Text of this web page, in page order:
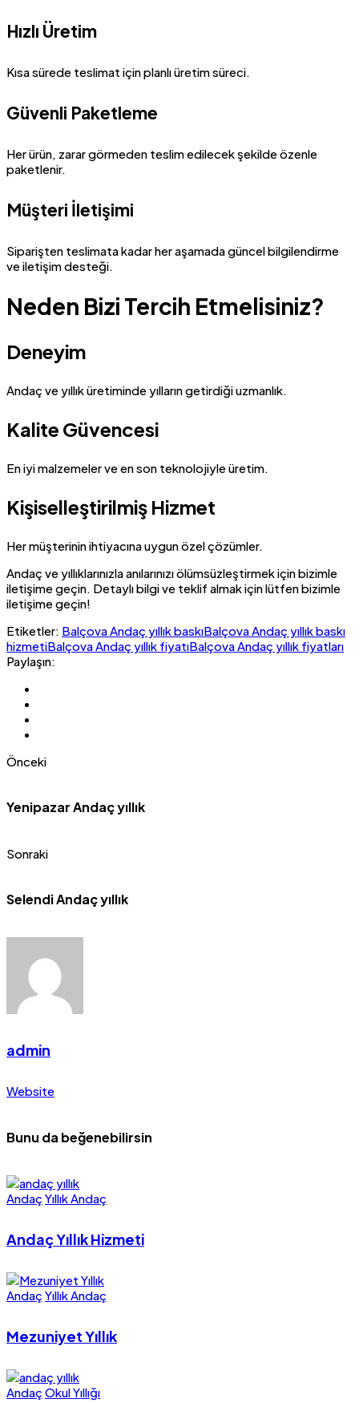
Hızlı Üretim
Kısa sürede teslimat için planlı üretim süreci.
Güvenli Paketleme
Her ürün, zarar görmeden teslim edilecek şekilde özenle
paketlenir.
Müşteri İletişimi
Siparişten teslimata kadar her aşamada güncel bilgilendirme
ve iletişim desteği.
Neden Bizi Tercih Etmelisiniz?
Deneyim
Andaç ve yıllık üretiminde yılların getirdiği uzmanlık.
Kalite Güvencesi
En iyi malzemeler ve en son teknolojiyle üretim.
Kişiselleştirilmiş Hizmet
Her müşterinin ihtiyacına uygun özel çözümler.
Andaç ve yıllıklarınızla anılarınızı ölümsüzleştirmek için bizimle
iletişime geçin. Detaylı bilgi ve teklif almak için lütfen bizimle
iletişime geçin!
Etiketler: Balçova Andaç yıllık baskıBalçova Andaç yıllık baskı
hizmetiBalçova Andaç yıllık fiyatıBalçova Andaç yıllık fiyatları
Paylaşın:
Önceki
Yenipazar Andaç yıllık
Sonraki
Selendi Andaç yıllık
admin
Website
Bunu da beğenebilirsin
Andaç Yıllık Andaç
Andaç Yıllık Hizmeti
Andaç Yıllık Andaç
Mezuniyet Yıllık
Andaç Okul Yıllığı